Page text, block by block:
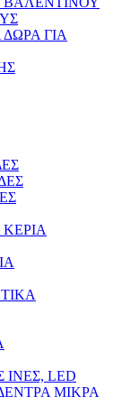
ΓΙΑ
LED
ΜΙΚΡΑ